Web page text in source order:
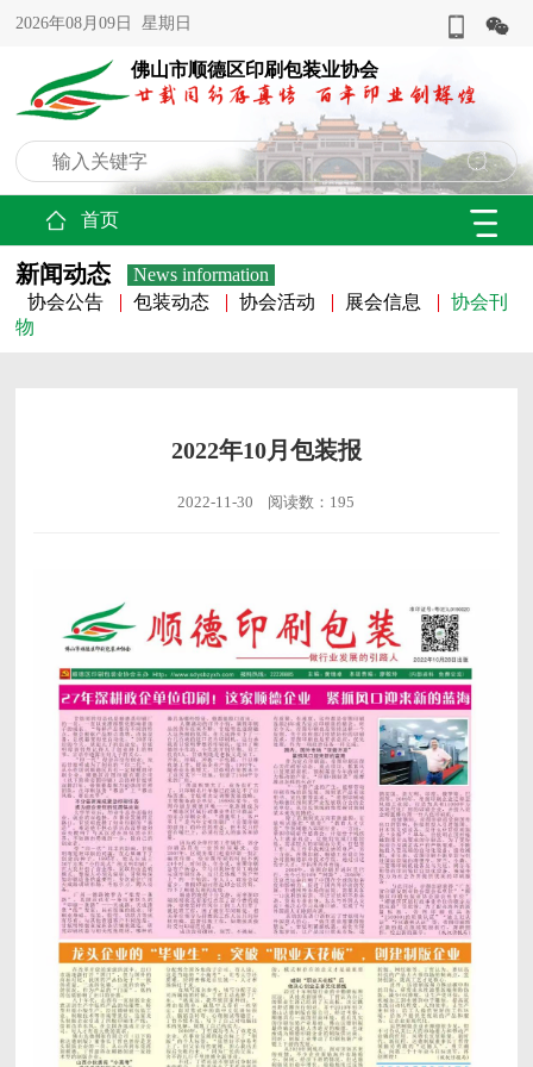
2026年08月09日 星期日
佛山市顺德区印刷包装业协会
首页
新闻动态
News information
协会公告
包装动态 协会活动 展会信息
协会刊
物
2022年10月包装报
2022-11-30 阅读数：195